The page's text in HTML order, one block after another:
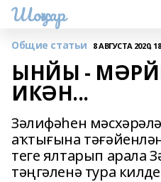
Шоңҡар
Общие статьи 8 АВГУСТА 2020,
ЫНЙЫ -
ИКӘН...
Зәлифәһен
аҡтығына
теге ялтарып арала
тәңгәленә тура